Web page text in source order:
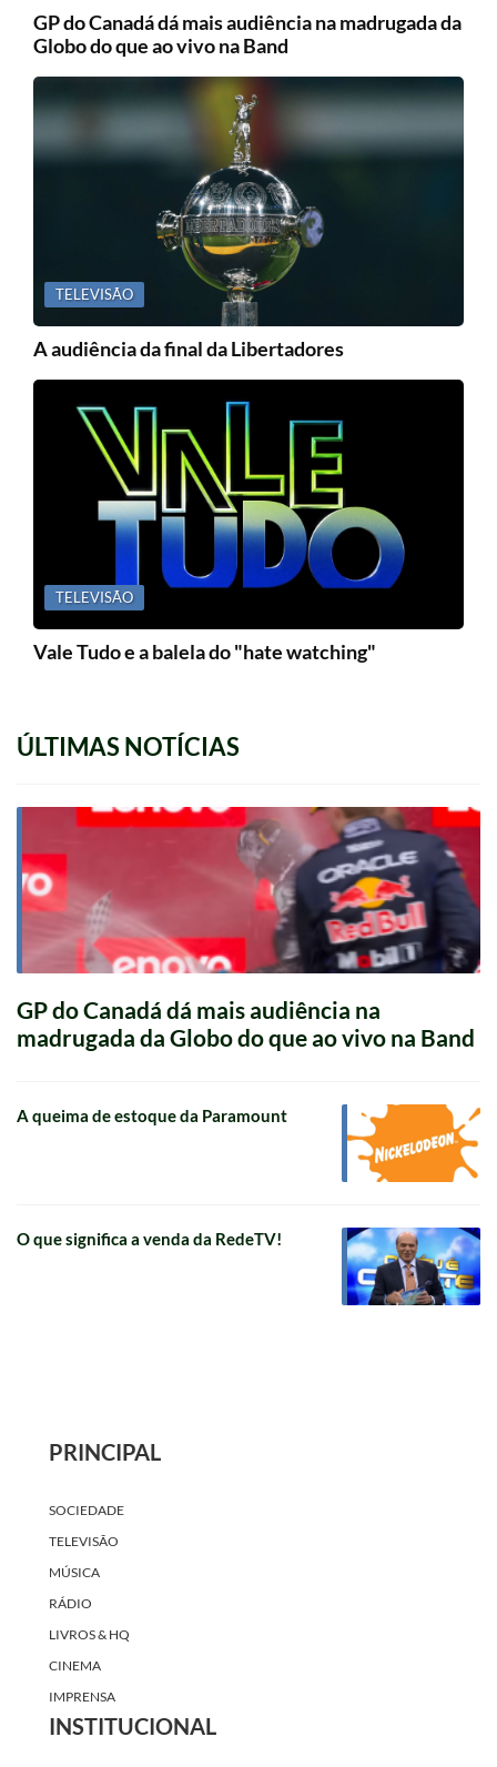
GP do Canadá dá mais audiência na madrugada da
Globo do que ao vivo na Band
TELEVISÃO
A audiência da final da Libertadores
TELEVISÃO
Vale Tudo e a balela do "hate watching"
ÚLTIMAS NOTÍCIAS
GP do Canadá dá mais audiência na
madrugada da Globo do que ao vivo na Band
A queima de estoque da Paramount
O que significa a venda da RedeTV!
PRINCIPAL
SOCIEDADE
TELEVISÃO
MÚSICA
RÁDIO
LIVROS & HQ
CINEMA
IMPRENSA
INSTITUCIONAL